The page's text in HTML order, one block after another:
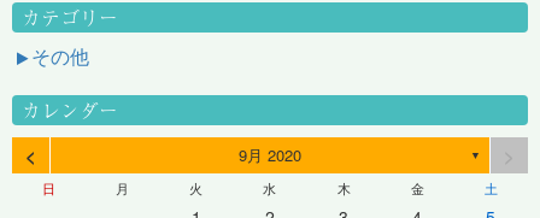
カテゴリー
その他
カレンダー
< 9月 2020 ▼
日 月 火 水 木 金 土